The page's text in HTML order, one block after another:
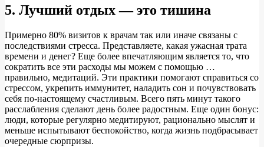
5. Лучший отдых — это тишина
Примерно 80% визитов к врачам так или иначе связаны с
последствиями стресса. Представляете, какая ужасная трата
времени и денег? Еще более впечатляющим является то, что
сократить все эти расходы мы можем с помощью …
правильно, медитаций. Эти практики помогают справиться со
стрессом, укрепить иммунитет, наладить сон и почувствовать
себя по-настоящему счастливым. Всего пять минут такого
расслабления сделают день более радостным. Еще один бонус:
люди, которые регулярно медитируют, рационально мыслят и
меньше испытывают беспокойство, когда жизнь подбрасывает
очередные сюрпризы.